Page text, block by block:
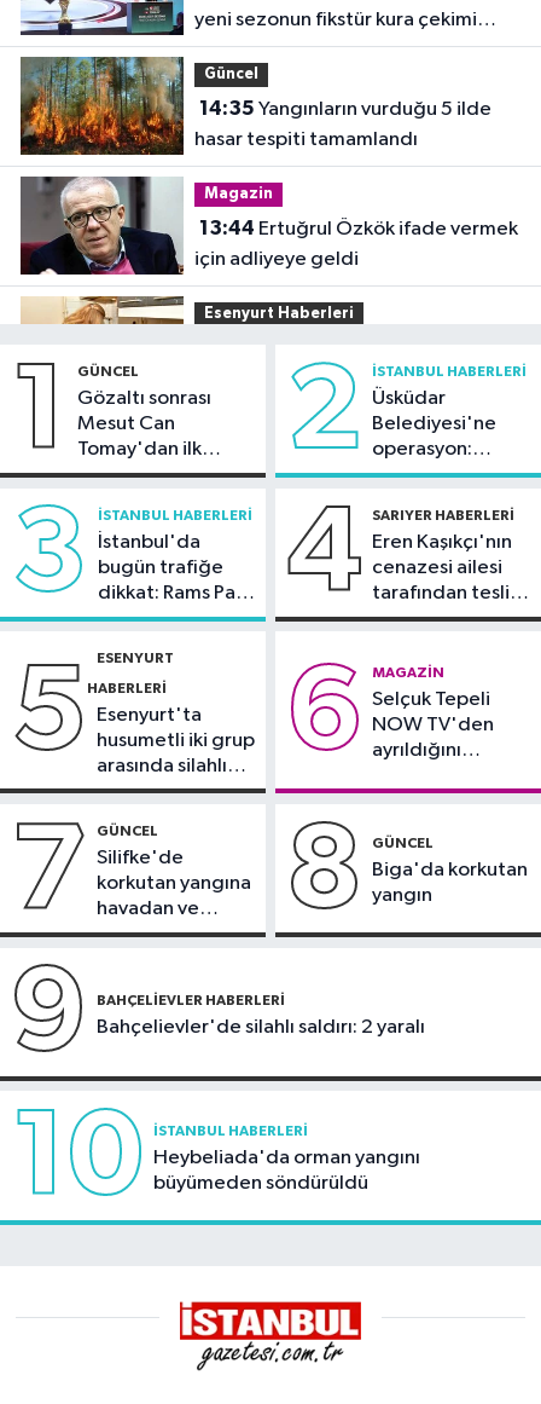
yeni sezonun fikstür kura çekimi
yapıldı
Güncel
14:35
hasar tespiti tamamlandı
Magazin
13:44
için adliyeye geldi
Esenyurt Haberleri
sahiplerinin evlerini temizliyor
Bayrampaşa Haberleri
13:28
Türkiye ile kazanan 86 milyon olacak
uzmanlardan kritik uyarılar
1 GÜNCEL
Gözaltı sonrası
Mesut Can
Tomay'dan ilk
açıklama
2 İSTANBUL HABERLERI
Üsküdar
Belediyesi'ne
operasyon:
Sinem Dedetaş'a
3 İSTANBUL HABERLERI
İstanbul'da
bugün trafiğe
dikkat: Rams Park
çevresinde bazı
4 SARIYER HABERLERI
Eren Kaşıkçı'nın
cenazesi ailesi
tarafından teslim
alındı
5 ESENYURT
HABERLERI
Esenyurt'ta
husumetli iki grup
arasında silahlı
kavga
6 MAGAZIN
Selçuk Tepeli
NOW TV'den
ayrıldığını
7 GÜNCEL
Silifke'de
korkutan yangına
havadan ve
karadan
8 GÜNCEL
Biga'da korkutan
yangın
9 BAHÇELIEVLER HABERLERI
Bahçelievler'de silahlı saldırı: 2 yaralı
10 İSTANBUL HABERLERI
Heybeliada'da orman yangını
büyümeden söndürüldü